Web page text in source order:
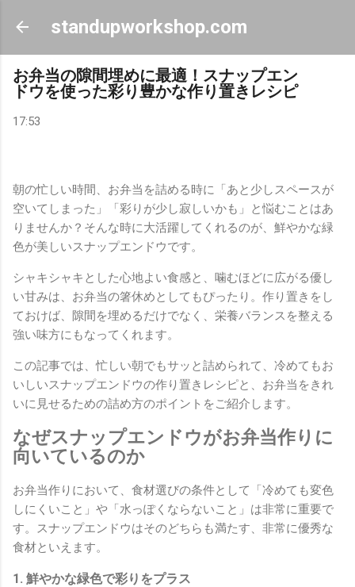
スキップしてメイン コンテンツに移動
standupworkshop.com
お弁当の隙間埋めに最適！スナップエン
ドウを使った彩り豊かな作り置きレシピ
17:53
朝の忙しい時間、お弁当を詰める時に「あと少しスペースが
空いてしまった」「彩りが少し寂しいかも」と悩むことはあ
りませんか？そんな時に大活躍してくれるのが、鮮やかな緑
色が美しいスナップエンドウです。
シャキシャキとした心地よい食感と、噛むほどに広がる優し
い甘みは、お弁当の箸休めとしてもぴったり。作り置きをし
ておけば、隙間を埋めるだけでなく、栄養バランスを整える
強い味方にもなってくれます。
この記事では、忙しい朝でもサッと詰められて、冷めてもお
いしいスナップエンドウの作り置きレシピと、お弁当をきれ
いに見せるための詰め方のポイントをご紹介します。
なぜスナップエンドウがお弁当作りに
向いているのか
お弁当作りにおいて、食材選びの条件として「冷めても変色
しにくいこと」や「水っぽくならないこと」は非常に重要で
す。スナップエンドウはそのどちらも満たす、非常に優秀な
食材といえます。
1. 鮮やかな緑色で彩りをプラス